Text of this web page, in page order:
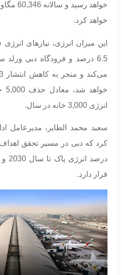
خواهد
خواهد کرد.
این میزان انرژی، نیازهای انرژی
انرژی 3,000 خانه در سال.
سعید محمد الطایر، مدیرعامل
قرار دارد.